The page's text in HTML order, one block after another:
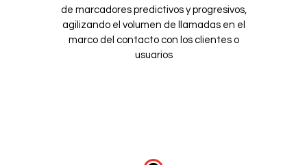
de marcadores predictivos y progresivos,
agilizando el volumen de llamadas en el
marco del contacto con los clientes o
usuarios